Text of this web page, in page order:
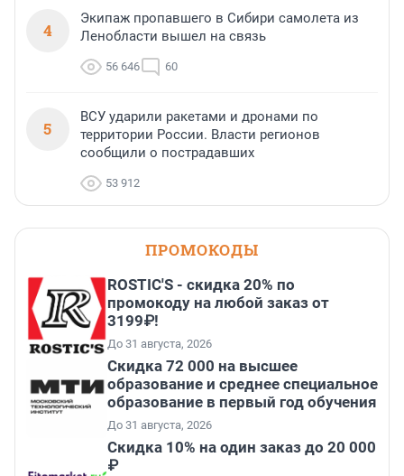
4
Экипаж пропавшего в Сибири самолета из
Ленобласти вышел на связь
56 646 60
5
ВСУ ударили ракетами и дронами по
территории России. Власти регионов
сообщили о пострадавших
53 912
ПРОМОКОДЫ
ROSTIC'S - скидка 20% по
промокоду на любой заказ от
3199₽!
До 31 августа, 2026
Скидка 72 000 на высшее
образование и среднее специальное
образование в первый год обучения
До 31 августа, 2026
Скидка 10% на один заказ до 20 000
₽